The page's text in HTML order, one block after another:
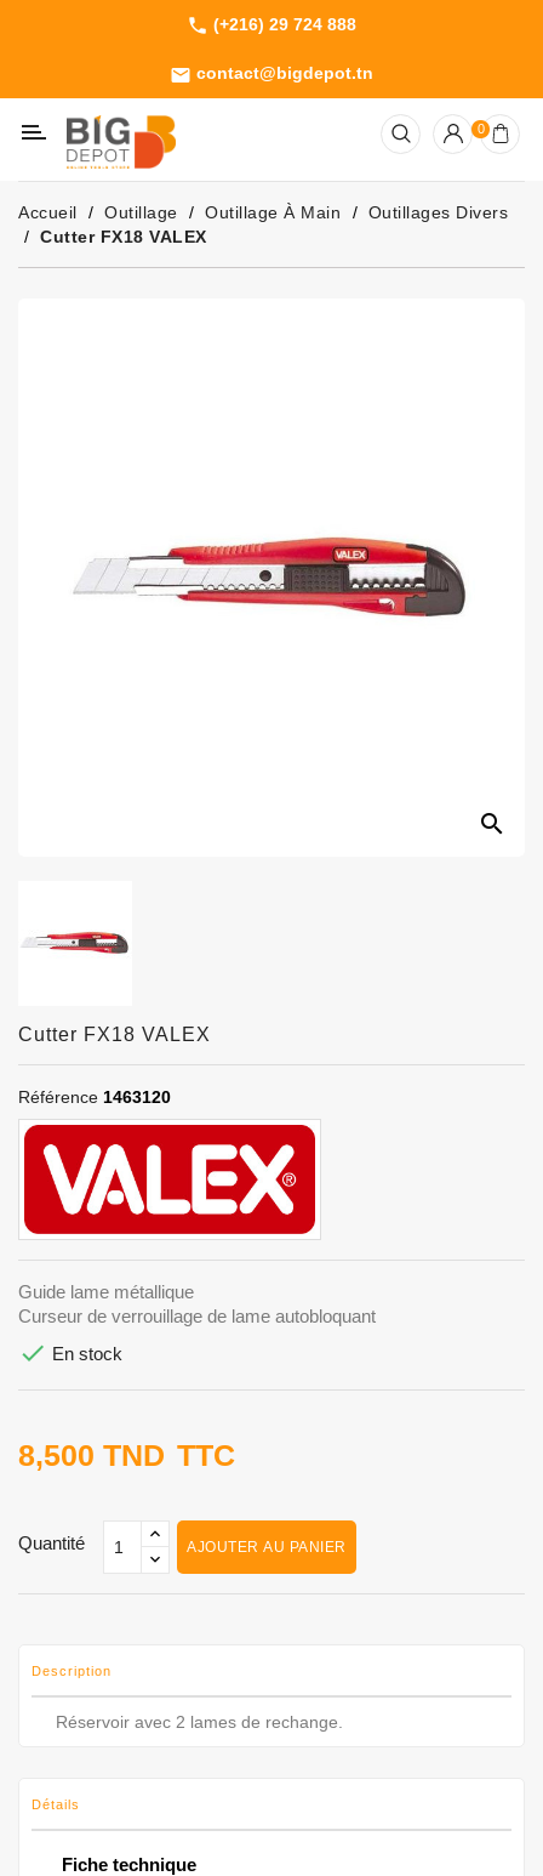
phone (+216) 29 724 888
email contact@bigdepot.tn
Machines
Outillage
Jardinage
Consommables
0
Accueil Outillage Outillage À Main
Outillages Divers
Cutter FX18 VALEX
search
Cutter FX18 VALEX
Référence 1463120
Guide lame métallique
Curseur de verrouillage de lame autobloquant
 En stock
8,500 TND TTC
Quantité AJOUTER AU PANIER
Description
Réservoir avec 2 lames de rechange.
Détails
Fiche technique